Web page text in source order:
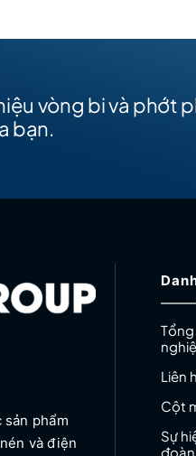
vòng bi và phớt
bạn.
sản phẩm
và điện
Liên
Cột
Sự
đoàn